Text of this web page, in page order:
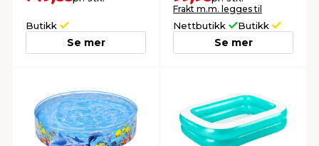
reparasjonslapp. Mål:
Butikk
Se mer
Frakt m.m. legges til
Nettbutikk Butikk
Se mer